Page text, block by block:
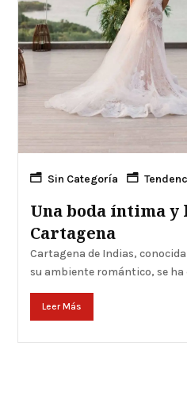
Una boda íntima y
Cartagena
Sin Categoría
Cartagena de Indias,
su ambiente romántico, se ha
Leer Más